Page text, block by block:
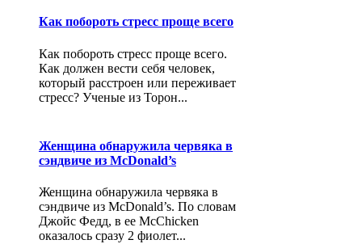
Как побороть стресс проще всего
Как побороть стресс проще всего.
Как должен вести себя человек,
который расстроен или переживает
стресс? Ученые из Торон...
Женщина обнаружила червяка в
сэндвиче из McDonald’s
Женщина обнаружила червяка в
сэндвиче из McDonald’s. По словам
Джойс Федд, в ее McChicken
оказалось сразу 2 фиолет...